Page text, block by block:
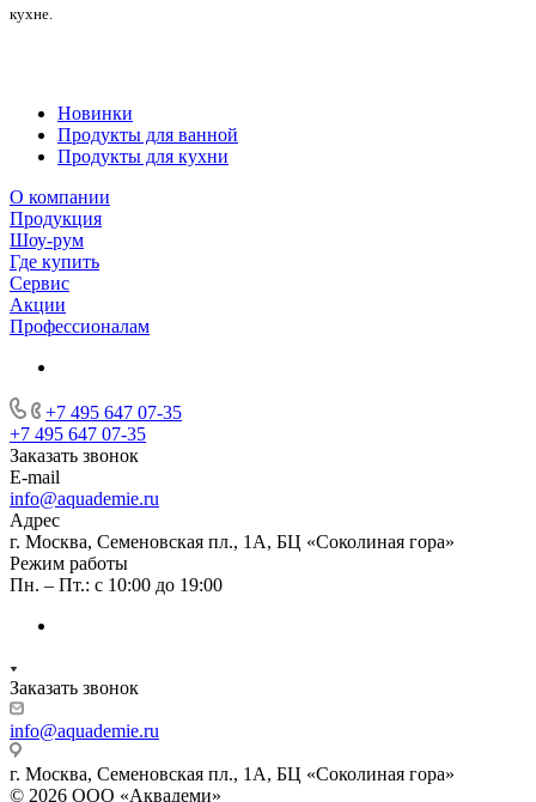
кухне.
Новинки
Продукты для ванной
Продукты для кухни
О компании
Продукция
Шоу-рум
Где купить
Сервис
Акции
Профессионалам
+7 495 647 07-35
+7 495 647 07-35
Заказать звонок
E-mail
info@aquademie.ru
Адрес
г. Москва, Семеновская пл., 1А, БЦ «Соколиная гора»
Режим работы
Пн. – Пт.: с 10:00 до 19:00
Заказать звонок
info@aquademie.ru
г. Москва, Семеновская пл., 1А, БЦ «Соколиная гора»
© 2026 ООО «Аквадеми»